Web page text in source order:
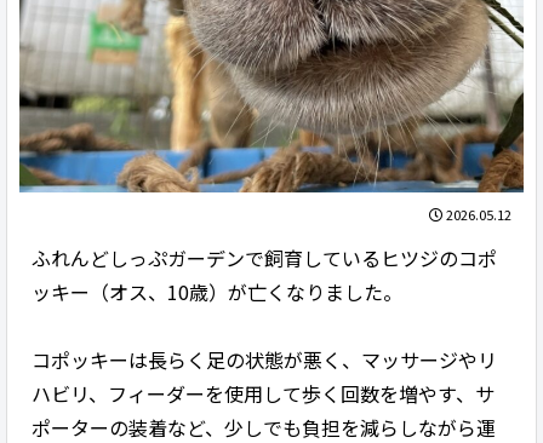
2026.05.12
ふれんどしっぷガーデンで飼育しているヒツジのコポ
ッキー（オス、10歳）が亡くなりました。
コポッキーは長らく足の状態が悪く、マッサージやリ
ハビリ、フィーダーを使用して歩く回数を増やす、サ
ポーターの装着など、少しでも負担を減らしながら運